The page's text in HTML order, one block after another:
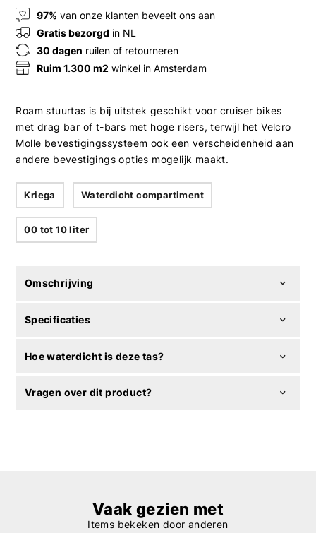
97% van onze klanten beveelt ons aan
Gratis bezorgd in NL
30 dagen ruilen of retourneren
Ruim 1.300 m2 winkel in Amsterdam
Roam stuurtas is bij uitstek geschikt voor cruiser bikes
met drag bar of t-bars met hoge risers, terwijl het Velcro
Molle bevestigingssysteem ook een verscheidenheid aan
andere bevestigings opties mogelijk maakt.
Kriega Waterdicht compartiment
00 tot 10 liter
Omschrijving
Specificaties
Hoe waterdicht is deze tas?
Vragen over dit product?
Vaak gezien met
Items bekeken door anderen